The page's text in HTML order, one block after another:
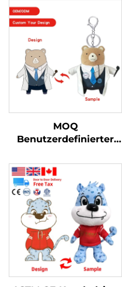
MOQ
Benutzerdefinierter
Kinderpuppe Designer
Hässliches Logo
Benutzerdefinierter
Plüschtier-
Schlüsselanhänger